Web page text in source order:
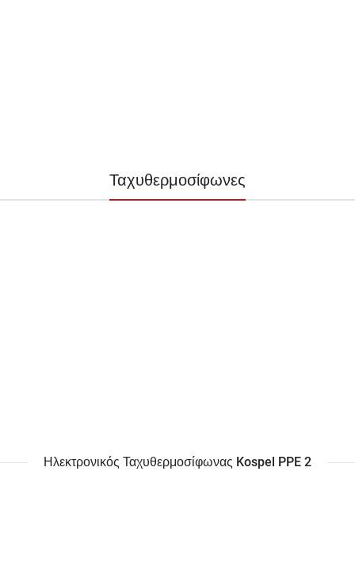
Ταχυθερμοσίφωνες
Ηλεκτρονικός Ταχυθερμοσίφωνας Kospel PPE 2